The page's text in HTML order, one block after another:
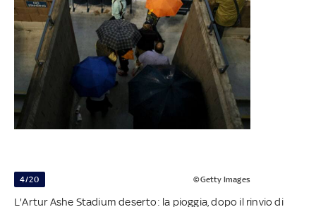
4/20 ©Getty Images
L'Artur Ashe Stadium deserto: la pioggia, dopo il rinvio di